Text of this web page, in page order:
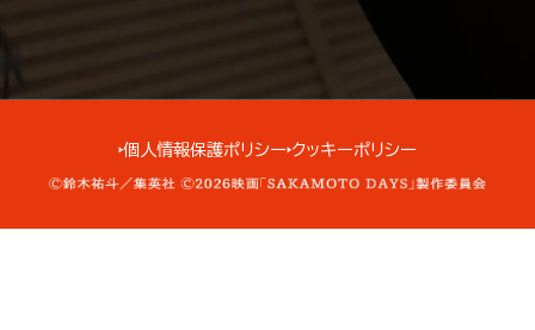
▶︎個人情報保護ポリシー▶︎クッキーポリシー